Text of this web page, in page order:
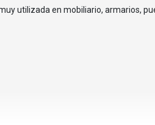
utilizada en mobiliario, armarios,